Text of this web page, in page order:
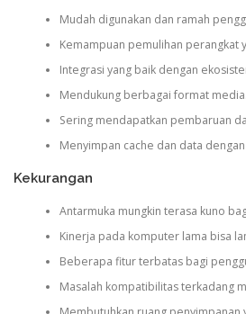
Mudah digunakan dan ramah
Kemampuan pemulihan perangkat
Integrasi yang baik dengan
Mendukung berbagai format media.
Sering mendapatkan pembaruan
Menyimpan cache dan data
Kekurangan
Antarmuka mungkin terasa kuno
Kinerja pada komputer lama bisa
Beberapa fitur terbatas bagi
Masalah kompatibilitas terkadang